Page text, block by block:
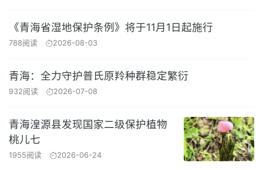
《青海省湿地保护条例》将于11月1日起施行
788阅读 2026-08-03
青海：全力守护普氏原羚种群稳定繁衍
932阅读 2026-07-08
青海湟源县发现国家二级保护植物
桃儿七
1955阅读 2026-06-24